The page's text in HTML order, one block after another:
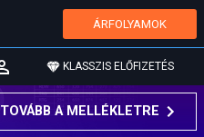
ÁRFOLYAMOK
KLASSZIS ELŐFIZETÉS
TOVÁBB A MELLÉKLETRE